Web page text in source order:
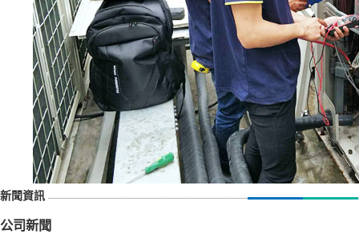
新聞資訊
公司新聞